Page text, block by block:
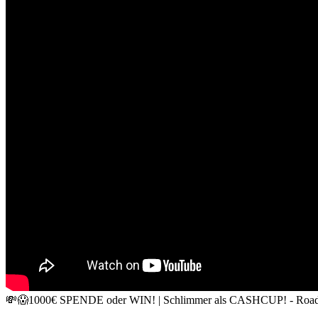
💸😱1000€ SPENDE oder WIN! | Schlimmer als CASHCUP! -